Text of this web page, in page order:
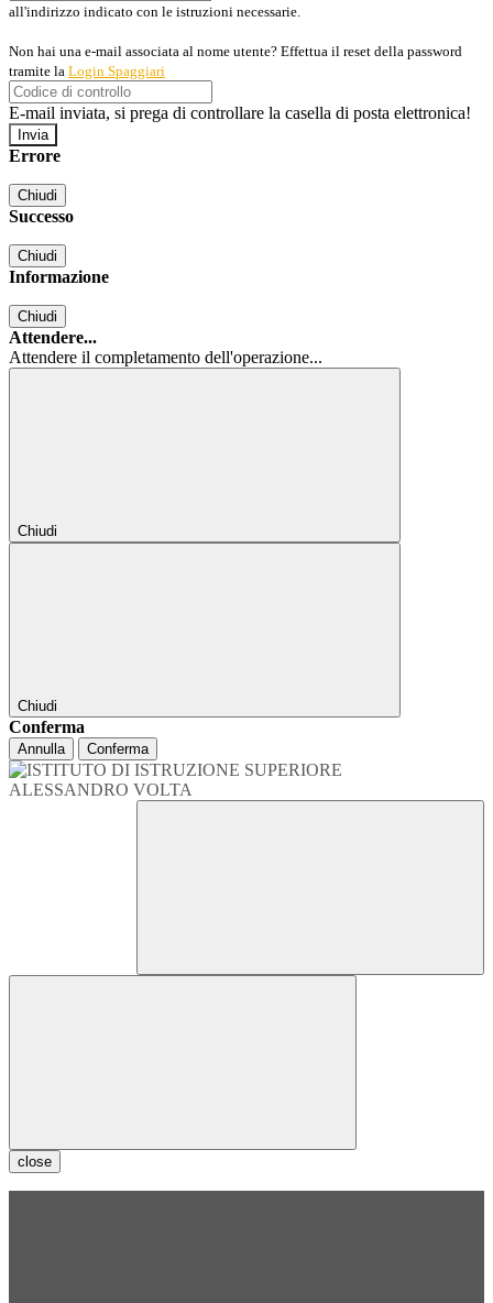
all'indirizzo indicato con le istruzioni necessarie.
Non hai una e-mail associata al nome utente? Effettua il reset della password
tramite la Login Spaggiari
E-mail inviata, si prega di controllare la casella di posta elettronica!
Errore
Chiudi
Successo
Chiudi
Informazione
Chiudi
Attendere...
Attendere il completamento dell'operazione...
Chiudi
Chiudi
Conferma
Annulla Conferma
close